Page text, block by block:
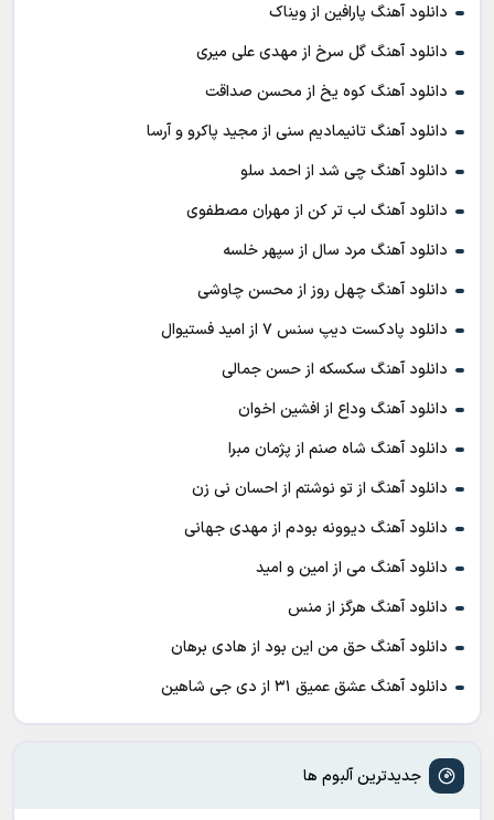
دانلود آهنگ پارافین از ویناک
دانلود آهنگ گل سرخ از مهدی علی میری
دانلود آهنگ کوه یخ از محسن صداقت
دانلود آهنگ تانیمادیم سنی از مجید پاکرو و آرسا
دانلود آهنگ چی شد از احمد سلو
دانلود آهنگ لب تر کن از مهران مصطفوی
دانلود آهنگ مرد سال از سپهر خلسه
دانلود آهنگ چهل روز از محسن چاوشی
دانلود پادکست ديپ سنس ۷ از اميد فستيوال
دانلود آهنگ سکسکه از حسن جمالی
دانلود آهنگ وداع از افشين اخوان
دانلود آهنگ شاه صنم از پژمان مبرا
دانلود آهنگ از تو نوشتم از احسان نی زن
دانلود آهنگ دیوونه بودم از مهدی جهانی
دانلود آهنگ می از امین و امید
دانلود آهنگ هرگز از منس
دانلود آهنگ حق من این بود از هادی برهان
دانلود آهنگ عشق عمیق ۳۱ از دی جی شاهین
جدیدترین آلبوم ها